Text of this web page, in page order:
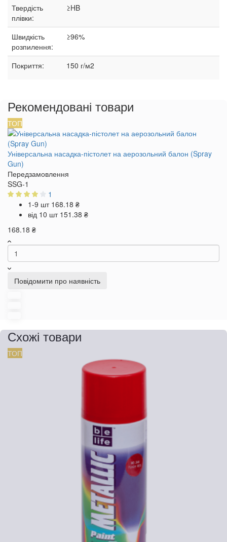
Твердість
плівки:
≥HB
Швидкість
розпилення:
≥96%
Покриття: 150 г/м2
Рекомендовані товари
ТОП
Універсальна насадка-пістолет на аерозольний балон (Spray
Gun)
Передзамовлення
SSG-1
1
1-9 шт 168.18 ₴
від 10 шт 151.38 ₴
168.18 ₴
Повідомити про наявність
Схожі товари
ТОП